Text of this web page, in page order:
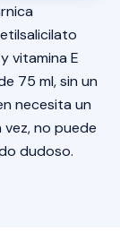
vitamina E
75 ml, sin un
necesita un
no puede
dudoso.